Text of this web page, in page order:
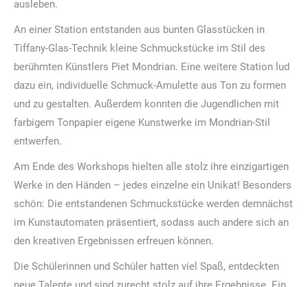
ausleben.
An einer Station entstanden aus bunten Glasstücken in
Tiffany-Glas-Technik kleine Schmuckstücke im Stil des
berühmten Künstlers Piet Mondrian. Eine weitere Station lud
dazu ein, individuelle Schmuck-Amulette aus Ton zu formen
und zu gestalten. Außerdem konnten die Jugendlichen mit
farbigem Tonpapier eigene Kunstwerke im Mondrian-Stil
entwerfen.
Am Ende des Workshops hielten alle stolz ihre einzigartigen
Werke in den Händen – jedes einzelne ein Unikat! Besonders
schön: Die entstandenen Schmuckstücke werden demnächst
im Kunstautomaten präsentiert, sodass auch andere sich an
den kreativen Ergebnissen erfreuen können.
Die Schülerinnen und Schüler hatten viel Spaß, entdeckten